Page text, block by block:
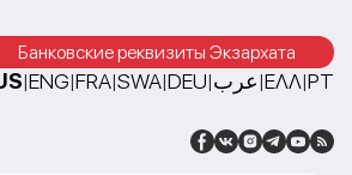
Банковские реквизиты Экзархата
|ENG|FRA|SWA|DEU|عرب|ΕΛΛ|PT